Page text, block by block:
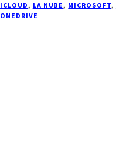
ICLOUD, LA NUBE, MICROSOFT,
ONEDRIVE